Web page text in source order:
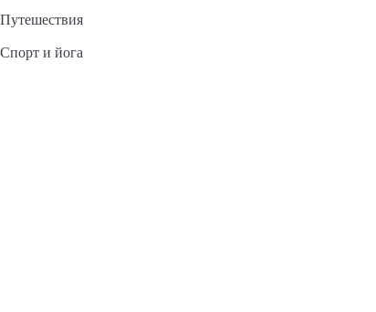
Путешествия
Спорт и йога